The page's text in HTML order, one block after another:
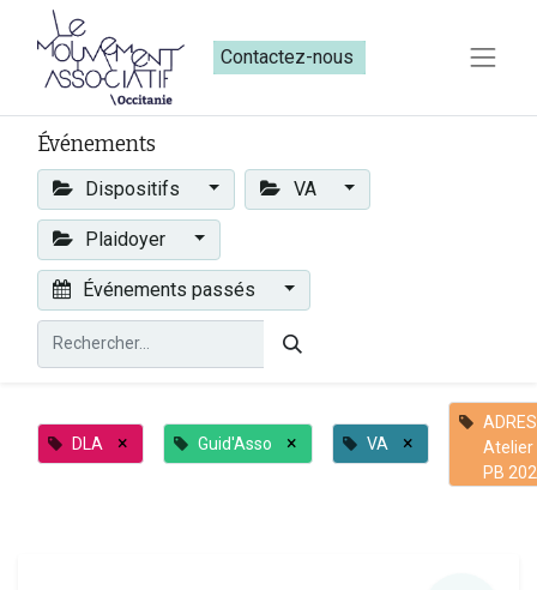
Contactez-nous​​
Événements
Dispositifs VA
Plaidoyer
Événements passés
DLA × Guid'Asso × VA ×
Atelier
PB